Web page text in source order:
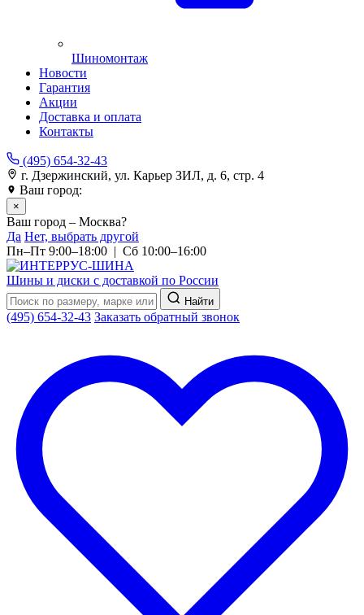
Шиномонтаж
Новости
Гарантия
Акции
Доставка и оплата
Контакты
(495) 654-32-43
г. Дзержинский, ул. Карьер ЗИЛ, д. 6, стр. 4
Ваш город:
×
Ваш город – Москва?
Да Нет, выбрать другой
Пн–Пт 9:00–18:00 | Сб 10:00–16:00
Шины и диски с доставкой по России
Найти
(495) 654-32-43 Заказать обратный звонок